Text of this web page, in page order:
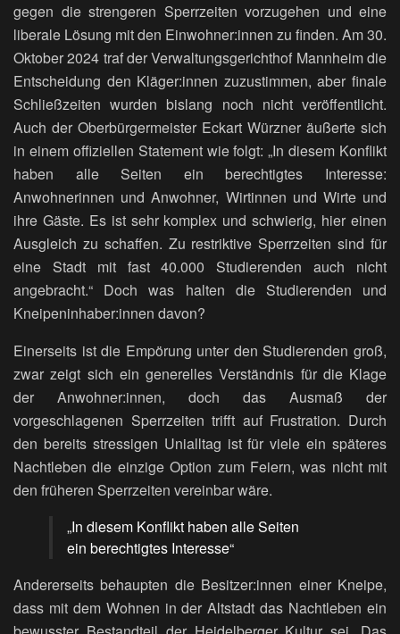
gegen die strengeren Sperrzeiten vorzugehen und eine
liberale Lösung mit den Einwohner:innen zu finden. Am 30.
Oktober 2024 traf der Verwaltungsgerichthof Mannheim die
Entscheidung den Kläger:innen zuzustimmen, aber finale
Schließzeiten wurden bislang noch nicht veröffentlicht.
Auch der Oberbürgermeister Eckart Würzner äußerte sich
in einem offiziellen Statement wie folgt: „In diesem Konflikt
haben alle Seiten ein berechtigtes Interesse:
Anwohnerinnen und Anwohner, Wirtinnen und Wirte und
ihre Gäste. Es ist sehr komplex und schwierig, hier einen
Ausgleich zu schaffen. Zu restriktive Sperrzeiten sind für
eine Stadt mit fast 40.000 Studierenden auch nicht
angebracht.“ Doch was halten die Studierenden und
Kneipeninhaber:innen davon?
Einerseits ist die Empörung unter den Studierenden groß,
zwar zeigt sich ein generelles Verständnis für die Klage
der Anwohner:innen, doch das Ausmaß der
vorgeschlagenen Sperrzeiten trifft auf Frustration. Durch
den bereits stressigen Unialltag ist für viele ein späteres
Nachtleben die einzige Option zum Feiern, was nicht mit
den früheren Sperrzeiten vereinbar wäre.
„In diesem Konflikt haben alle Seiten
ein berechtigtes Interesse“
Andererseits behaupten die Besitzer:innen einer Kneipe,
dass mit dem Wohnen in der Altstadt das Nachtleben ein